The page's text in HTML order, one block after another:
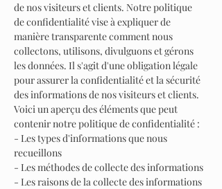
de nos visiteurs et clients. Notre politique
de confidentialité vise à expliquer de
manière transparente comment nous
collectons, utilisons, divulguons et gérons
les données. Il s'agit d'une obligation légale
pour assurer la confidentialité et la sécurité
des informations de nos visiteurs et clients.
Voici un aperçu des éléments que peut
contenir notre politique de confidentialité :
- Les types d'informations que nous
recueillons
- Les méthodes de collecte des informations
- Les raisons de la collecte des informations